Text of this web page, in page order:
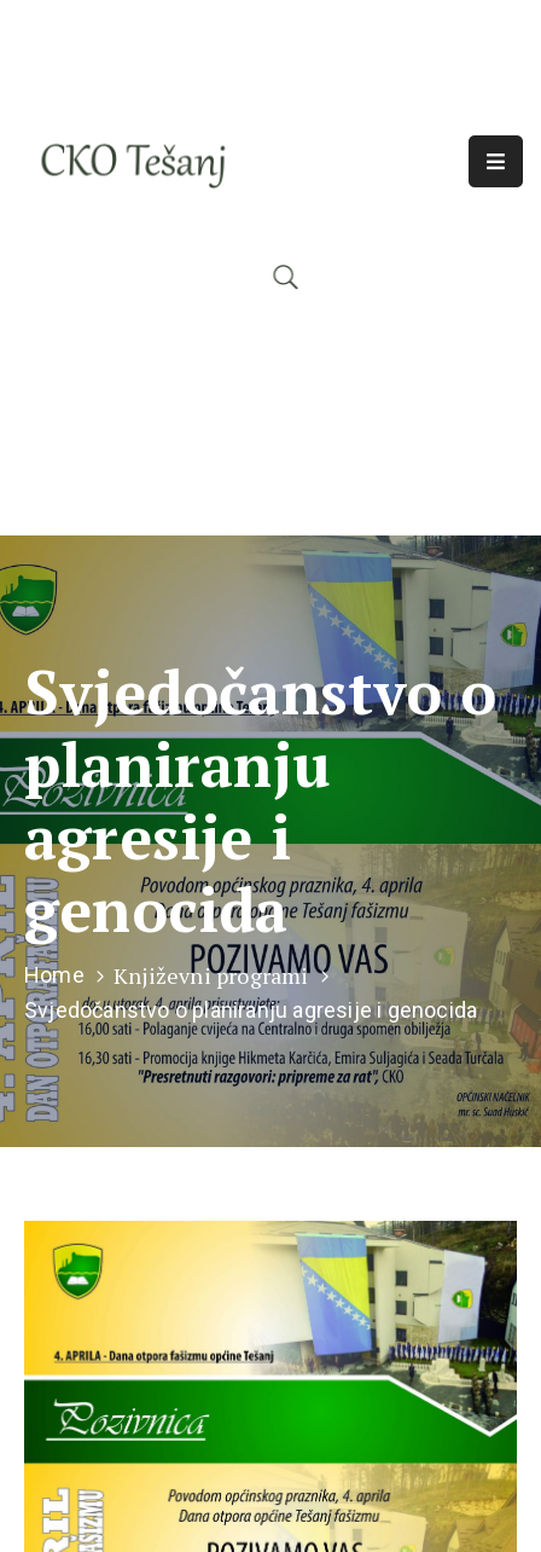
Svjedočanstvo o
planiranju
agresije i
genocida
Home Književni programi
Svjedočanstvo o planiranju agresije i genocida